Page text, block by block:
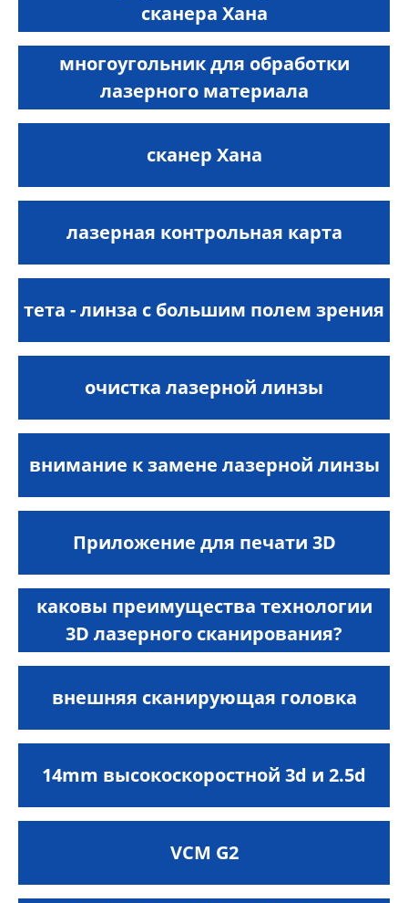
сканера Хана
многоугольник для обработки
лазерного материала
сканер Хана
лазерная контрольная карта
тета - линза с большим полем зрения
очистка лазерной линзы
внимание к замене лазерной линзы
Приложение для печати 3D
каковы преимущества технологии
3D лазерного сканирования?
внешняя сканирующая головка
14mm высокоскоростной 3d и 2.5d
VCM G2